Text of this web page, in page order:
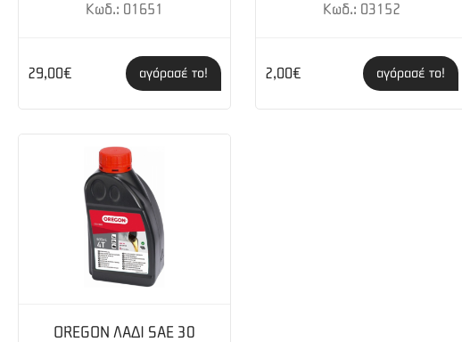
Διαστάσεις (ΜxΠxΥ): 1145x325x255 mm
Τετράχρονος κινητήρας Honda GX 35 Οικονομία
Κωδ.: 01651
29,00€ αγόρασέ το!
Κωδ.: 03152
2,00€ αγόρασέ το!
OREGON ΛΑΔΙ SAE 30